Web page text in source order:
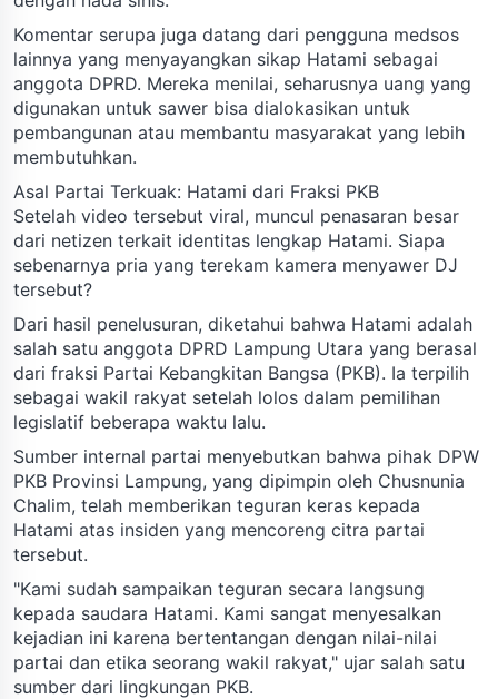
Komentar serupa juga datang dari pengguna medsos
lainnya yang menyayangkan sikap Hatami sebagai
anggota DPRD. Mereka menilai, seharusnya uang yang
digunakan untuk sawer bisa dialokasikan untuk
pembangunan atau membantu masyarakat yang lebih
membutuhkan.
Asal Partai Terkuak: Hatami dari Fraksi PKB
Setelah video tersebut viral, muncul penasaran besar
dari netizen terkait identitas lengkap Hatami. Siapa
sebenarnya pria yang terekam kamera menyawer DJ
tersebut?
Dari hasil penelusuran, diketahui bahwa Hatami adalah
salah satu anggota DPRD Lampung Utara yang berasal
dari fraksi Partai Kebangkitan Bangsa (PKB). Ia terpilih
sebagai wakil rakyat setelah lolos dalam pemilihan
legislatif beberapa waktu lalu.
Sumber internal partai menyebutkan bahwa pihak DPW
PKB Provinsi Lampung, yang dipimpin oleh Chusnunia
Chalim, telah memberikan teguran keras kepada
Hatami atas insiden yang mencoreng citra partai
tersebut.
"Kami sudah sampaikan teguran secara langsung
kepada saudara Hatami. Kami sangat menyesalkan
kejadian ini karena bertentangan dengan nilai-nilai
partai dan etika seorang wakil rakyat," ujar salah satu
sumber dari lingkungan PKB.